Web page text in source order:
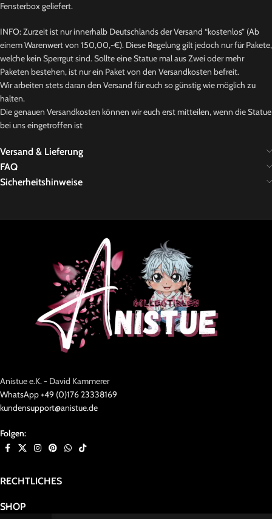
Fensterbox geliefert.
INFO: Zurzeit ist nur innerhalb Deutschlands der Versand “kostenlos” (Ab
einem Warenwert von 150,00,-€). Diese Regelung gilt jedoch nur für Pakete,
welche kein Sperrgut sind. Sollte eine Statue mal aus Zwei oder mehr
Paketen bestehen, ist nur ein Paket von den Versandkosten befreit.
Wir arbeiten stets daran den Versand für euch so günstig wie möglich zu
halten.
Die genauen Versandkosten können wir euch erst mitteilen, wenn die Statue
bei uns eingetroffen ist
Versand & Lieferung
FAQ
Sicherheitshinweise
Anistue e.K. - David Kammerer
WhatsApp +49 (0)176 23338169
kundensupport@anistue.de
Folgen:
RECHTLICHES
SHOP